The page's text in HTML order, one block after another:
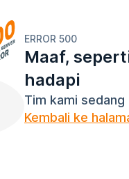
ERROR 500
Maaf,
hadapi
Tim kami sedang
Kembali ke